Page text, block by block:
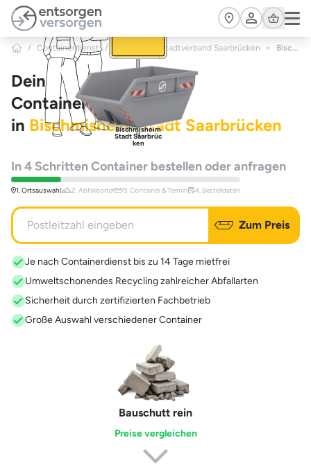
Zum Hauptinhalt springen
Cart
/ Containerdienst / Stadtverband Saarbrücken > Bischmisheim Stadt Saarbrücken
Dein
Containerdienst
in Bischmisheim Stadt Saarbrücken
Bischmisheim
Stadt Saarbrüc
ken
In 4 Schritten Container bestellen oder anfragen
1. Ortsauswahl 2. Abfallsorte 3. Container & Termin 4. Bestelldaten
Zum Preis
Je nach Containerdienst bis zu 14 Tage mietfrei
Umweltschonendes Recycling zahlreicher Abfallarten
Sicherheit durch zertifizierten Fachbetrieb
Große Auswahl verschiedener Container
Erdaushub
Preise vergleichen